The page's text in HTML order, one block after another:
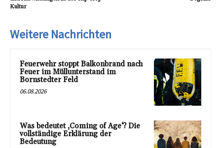
Kultur
Weitere Nachrichten
Feuerwehr stoppt Balkonbrand nach
Feuer im Müllunterstand im
Bornstedter Feld
06.08.2026
Was bedeutet ‚Coming of Age‘? Die
vollständige Erklärung der
Bedeutung